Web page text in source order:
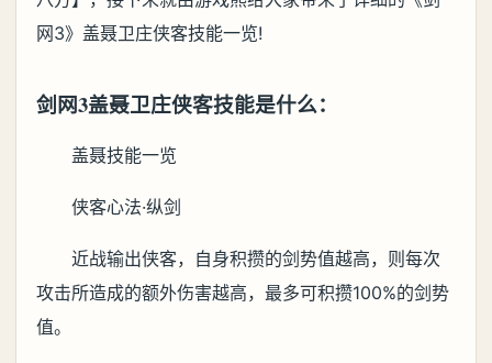
网3》盖聂卫庄侠客技能一览!
剑网3盖聂卫庄侠客技能是什么：
盖聂技能一览
侠客心法·纵剑
近战输出侠客，自身积攒的剑势值越高，则每次
攻击所造成的额外伤害越高，最多可积攒100%的剑势
值。